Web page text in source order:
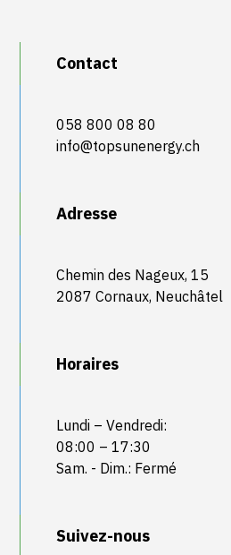
Contact
058 800 08 80
info@topsunenergy.ch
Adresse
Chemin des Nageux, 15
2087 Cornaux, Neuchâtel
Horaires
Lundi – Vendredi:
08:00 – 17:30
Sam. - Dim.: Fermé
Suivez-nous